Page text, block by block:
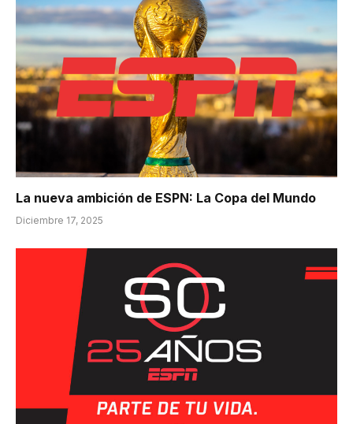
La nueva ambición de ESPN: La Copa del Mundo
Diciembre 17, 2025